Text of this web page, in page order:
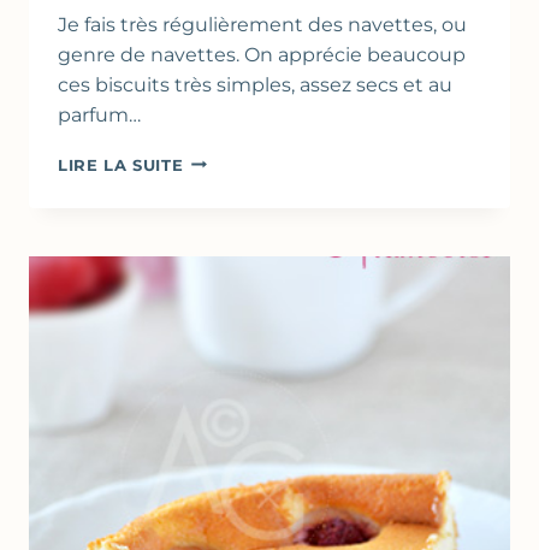
Je fais très régulièrement des navettes, ou
genre de navettes. On apprécie beaucoup
ces biscuits très simples, assez secs et au
parfum…
LIRE LA SUITE COOKIES